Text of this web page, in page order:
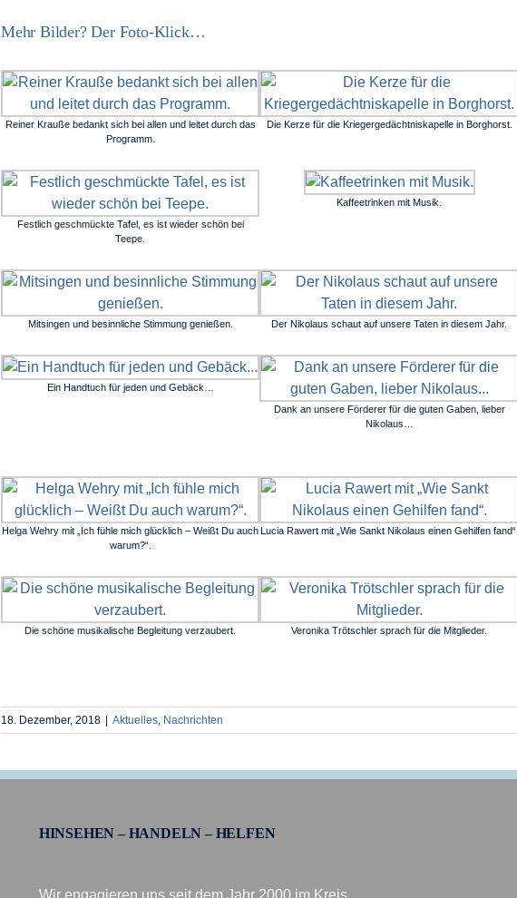
Mehr Bilder? Der Foto-Klick…
Reiner Krauße bedankt sich bei allen und leitet durch das
Programm.
Die Kerze für die Kriegergedächtniskapelle in Borghorst.
Festlich geschmückte Tafel, es ist wieder schön bei
Teepe.
Kaffeetrinken mit Musik.
Mitsingen und besinnliche Stimmung genießen. Der Nikolaus schaut auf unsere Taten in diesem Jahr.
Ein Handtuch für jeden und Gebäck…
Dank an unsere Förderer für die guten Gaben, lieber
Nikolaus…
Helga Wehry mit „Ich fühle mich glücklich – Weißt Du auch
warum?“.
Lucia Rawert mit „Wie Sankt Nikolaus einen Gehilfen fand“.
Die schöne musikalische Begleitung verzaubert.
Veronika Trötschler sprach für die Mitglieder.
18. Dezember, 2018 Aktuelles, Nachrichten
HINSEHEN – HANDELN – HELFEN